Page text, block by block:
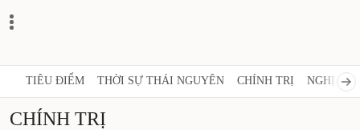
TIÊU ĐIỂM THỜI SỰ THÁI NGUYÊN CHÍNH TRỊ NGHỊ
CHÍNH TRỊ